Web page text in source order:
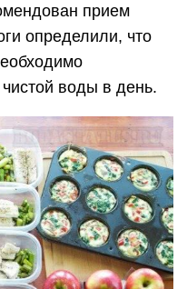
прием
определили, что
воды в день.